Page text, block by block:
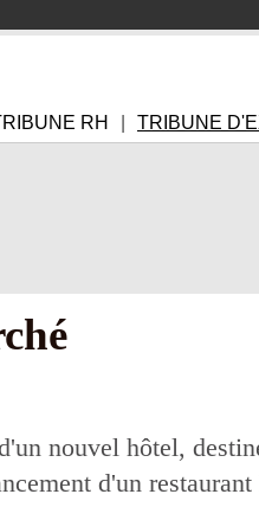
RH TRIBUNE
nouvel hôtel,
d'un restaurant